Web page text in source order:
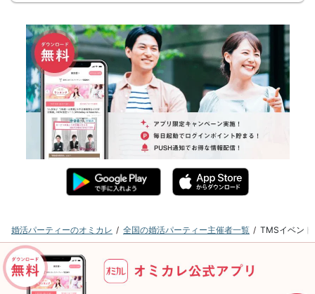
婚活パーティーのオミカレ 全国の婚活パーティー主催者一覧 TMSイベント